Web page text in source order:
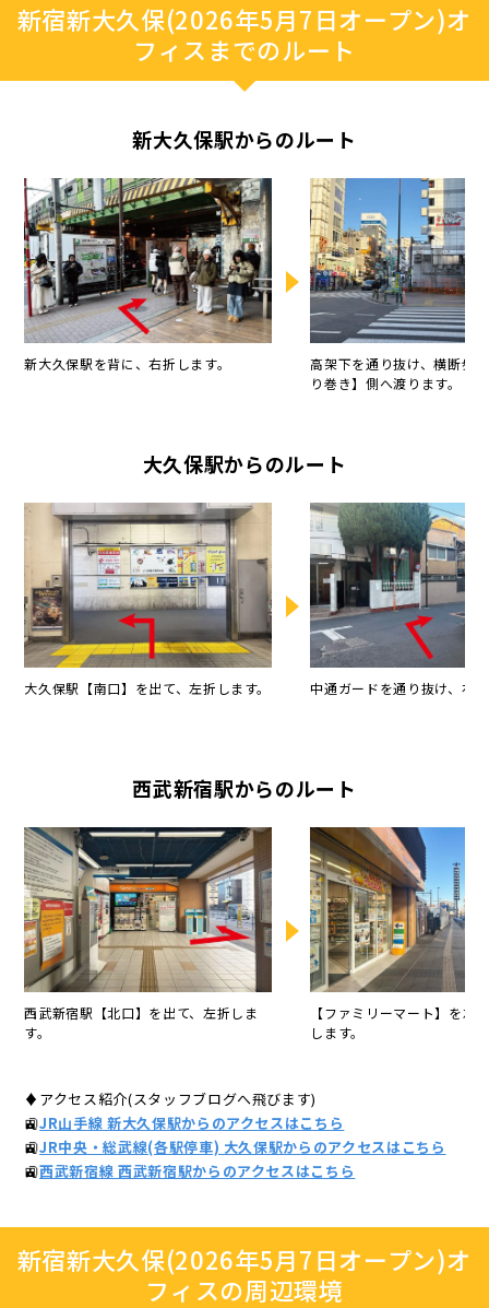
新宿新大久保(2026年5月7日オープン)オ
フィスまでのルート
新大久保駅からのルート
新大久保駅を背に、右折します。
高架下を通り抜け、横断歩
り巻き】側へ渡ります。
大久保駅からのルート
大久保駅【南口】を出て、左折します。 中通ガードを通り抜け、右
西武新宿駅からのルート
西武新宿駅【北口】を出て、左折しま
す。
【ファミリーマート】を左
します。
♦アクセス紹介(スタッフブログへ飛びます)
🚉JR山手線 新大久保駅からのアクセスはこちら
🚉JR中央・総武線(各駅停車) 大久保駅からのアクセスはこちら
🚉西武新宿線 西武新宿駅からのアクセスはこちら
新宿新大久保(2026年5月7日オープン)オ
フィスの周辺環境